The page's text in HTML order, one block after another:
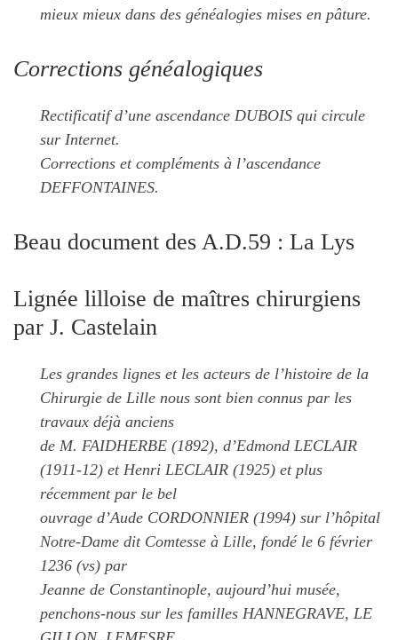
mieux mieux dans des généalogies mises en pâture.
Corrections généalogiques
Rectificatif d’une ascendance DUBOIS qui circule
sur Internet.
Corrections et compléments à l’ascendance
DEFFONTAINES.
Beau document des A.D.59 : La Lys
Lignée lilloise de maîtres chirurgiens
par J. Castelain
Les grandes lignes et les acteurs de l’histoire de la
Chirurgie de Lille nous sont bien connus par les
travaux déjà anciens
de M. FAIDHERBE (1892), d’Edmond LECLAIR
(1911-12) et Henri LECLAIR (1925) et plus
récemment par le bel
ouvrage d’Aude CORDONNIER (1994) sur l’hôpital
Notre-Dame dit Comtesse à Lille, fondé le 6 février
1236 (vs) par
Jeanne de Constantinople, aujourd’hui musée,
penchons-nous sur les familles HANNEGRAVE, LE